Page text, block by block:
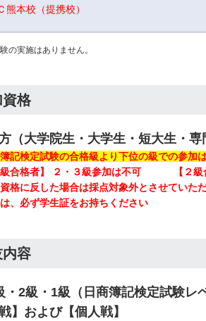
熊本校（提携校）
の実施はありません。
格
（大学院生・大学生・短大生・
検定試験の合格級より下位の級での参加
格者】 ２・３級参加は不可 【２級合
に反した場合は採点対象外とさせていた
、必ず学生証をお持ちください
容
・2級・1級（日商簿記検定試験レ
】および【個人戦】